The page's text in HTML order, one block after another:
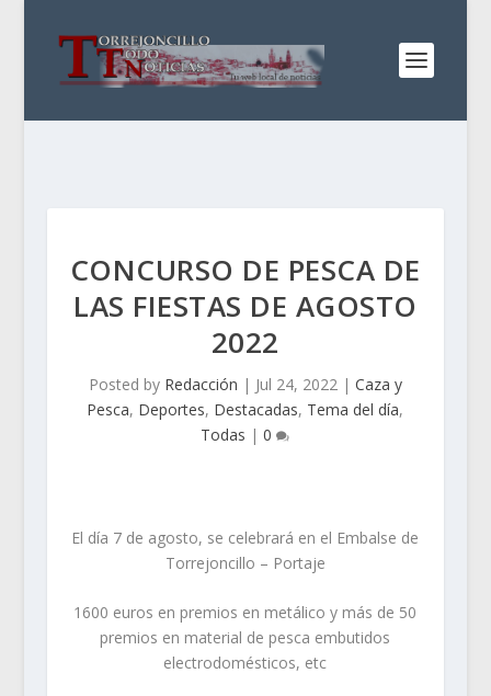
CONCURSO DE PESCA DE
LAS FIESTAS DE AGOSTO
2022
Posted by Redacción | Jul 24, 2022| Caza y
Pesca, Deportes, Destacadas, Tema del día,
Todas |0
El día 7 de agosto, se celebrará en el Embalse de
Torrejoncillo – Portaje
1600 euros en premios en metálico y más de 50
premios en material de pesca embutidos
electrodomésticos, etc